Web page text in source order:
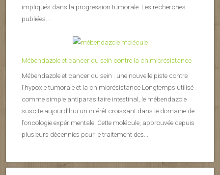
impliqués dans la progression tumorale. Les recherches
publiées...
Mébendazole et cancer du sein contre la chimiorésistance
Mébendazole et cancer du sein : une nouvelle piste contre
l’hypoxie tumorale et la chimiorésistance Longtemps utilisé
comme simple antiparasitaire intestinal, le mébendazole
suscite aujourd’hui un intérêt croissant dans le domaine de
l’oncologie expérimentale. Cette molécule, approuvée depuis
plusieurs décennies pour le traitement des...